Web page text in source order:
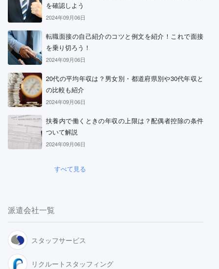
を確認しよう
2024年09月06日
転職面接の自己紹介のコツと例文を紹介！これで面接
を乗り切ろう！
2024年09月06日
20代の平均年収は？男女別・都道府県別や30代年収と
の比較も紹介
2024年09月06日
扶養内で働くときの年収の上限は？配偶者控除の条件
ついて解説
2024年09月06日
すべて見る
派遣会社一覧
スタッフサービス
リクルートスタッフィング